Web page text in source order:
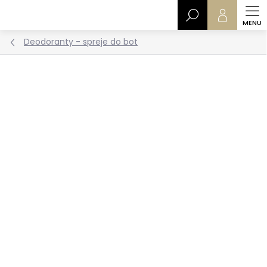
Hledat
Deodoranty - spreje do bot